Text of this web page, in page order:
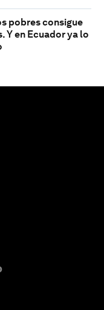
pobres consigue
Y en Ecuador ya lo